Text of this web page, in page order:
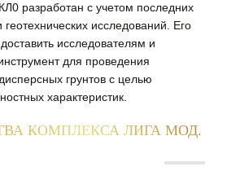
разработан с учетом последних
исследований. Его
исследователям и
для проведения
грунтов с целью
характеристик.
КОМПЛЕКСА ЛИГА МОД.